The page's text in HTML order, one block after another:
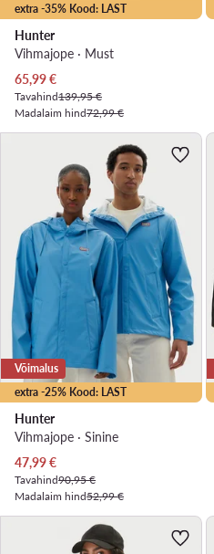
extra -35% Kood: LAST
Hunter
Vihmajope · Must
Praegune hind
65,99€
Tavahind139,95 €
Madalaim hind72,99 €
extra -25% Kood: LAST
Võimalus
Hunter
Vihmajope · Sinine
Praegune hind
47,99€
Tavahind90,95 €
Madalaim hind52,99 €